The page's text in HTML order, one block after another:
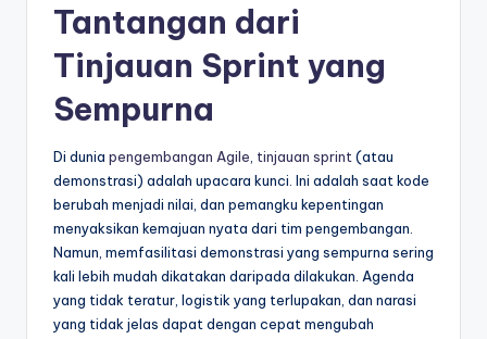
si
Tantangan dari
Tinjauan Sprint yang
Sempurna
Di dunia pengembangan Agile tinjauan sprint (atau
demonstrasi) adalah upacara kunci. Ini adalah saat kode
berubah menjadi nilai, dan pemangku kepentingan
menyaksikan kemajuan nyata dari tim pengembangan.
Namun, memfasilitasi demonstrasi yang sempurna sering
kali lebih mudah dikatakan daripada dilakukan. Agenda
yang tidak teratur, logistik yang terlupakan, dan narasi
yang tidak jelas dapat dengan cepat mengubah